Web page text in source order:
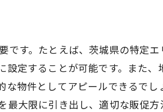
理解と準備
めるための秘訣
必要な法的手続き
す。たとえば、茨城県の特定
定することが可能です。また
物件としてアピールできるで
大限に引き出し、適切な販促